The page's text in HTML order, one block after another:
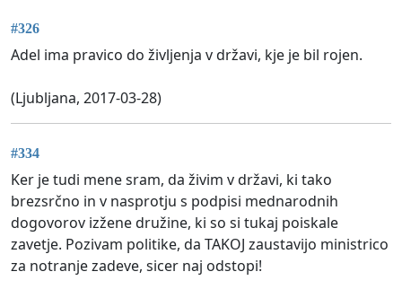
#326
Adel ima pravico do življenja v državi, kje je bil rojen.
(Ljubljana, 2017-03-28)
#334
Ker je tudi mene sram, da živim v državi, ki tako
brezsrčno in v nasprotju s podpisi mednarodnih
dogovorov izžene družine, ki so si tukaj poiskale
zavetje. Pozivam politike, da TAKOJ zaustavijo ministrico
za notranje zadeve, sicer naj odstopi!